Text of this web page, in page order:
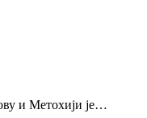
и Метохији је…